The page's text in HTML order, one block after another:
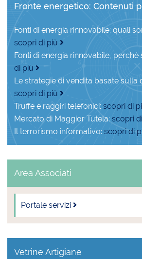
Fronte energetico: Contenuti
Fonti di energia rinnovabile: quali
scopri di più
Fonti di energia rinnovabile, perché
di più
Le strategie di vendita basate sulla
scopri di più
Truffe e raggiri telefonici: scopri di
Mercato di Maggior Tutela: scopri
Il terrorismo informativo: scopri di
Area Associati
Portale servizi
Vetrine Artigiane